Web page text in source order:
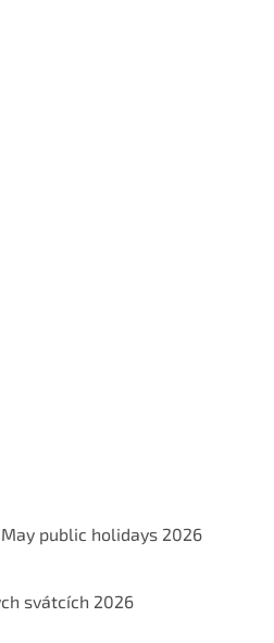
public holidays 2026
svátcích 2026